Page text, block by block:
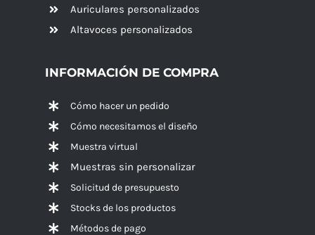
Auriculares personalizados
Altavoces personalizados
INFORMACIÓN DE COMPRA
Cómo hacer un pedido
Cómo necesitamos el diseño
Muestra virtual
Muestras sin personalizar
Solicitud de presupuesto
Stocks de los productos
Métodos de pago